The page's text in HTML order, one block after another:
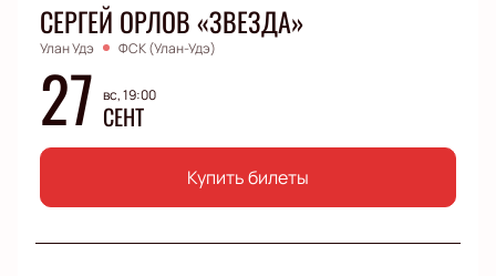
СЕРГЕЙ ОРЛОВ «ЗВЕЗДА»
Улан Удэ ФСК (Улан-Удэ)
27 вс, 19:00
СЕНТ
Купить билеты